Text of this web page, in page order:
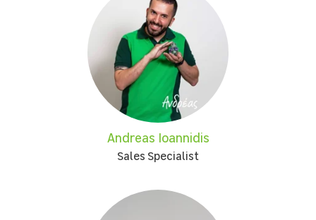
Andreas Ioannidis
Sales Specialist